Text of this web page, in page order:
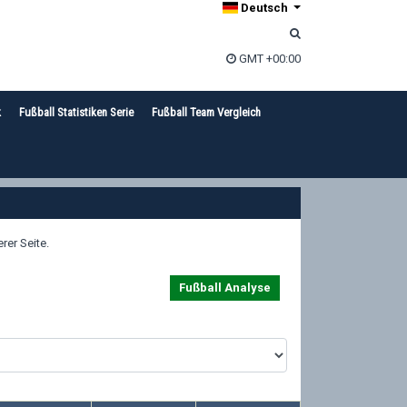
Deutsch
GMT +00:00
Fußball Statistiken Serie Fußball Team Vergleich
Seite.
Fußball Analyse